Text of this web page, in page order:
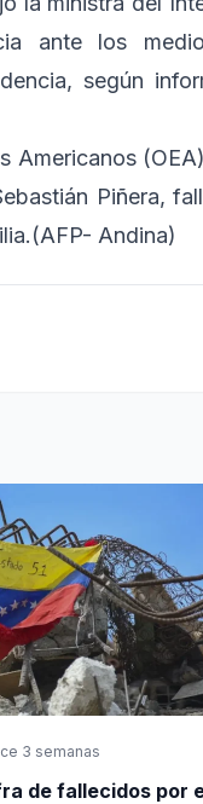
ante los
según
Americanos
Piñera,
Andina)
3 semanas
de fallecidos por